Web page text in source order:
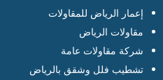
إعمار الرياض للمقاولات
مقاولات الرياض
شركة مقاولات عامة
تشطيب فلل وشقق بالرياض